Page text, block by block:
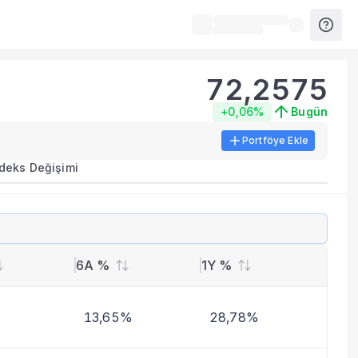
metrikleri listelenir.
benzer fonları inceleyebilirsiniz.
72,2575
+0,06% Bugün
Portföye Ekle
Değişimi
6A % 1Y %
13,65% 28,78%